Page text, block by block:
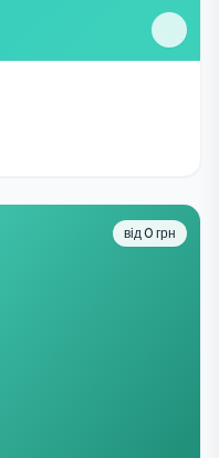
від 0 грн